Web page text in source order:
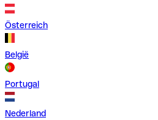
Österreich
België
Portugal
Nederland